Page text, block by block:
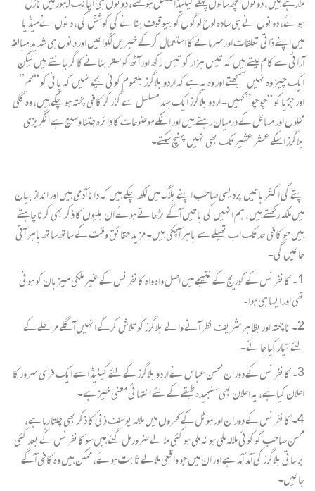
ہوئے، دونوں نے ہی سادہ لوح لوگوں کو بیوقوف بنانے کی کوشش کی، دنوں نے میڈیا
میں اپنے ذاتی تعلقات اور سرمائے کا استعمال کرکے خبریں لگوائیں اور دنوں ہی شدید مبالغہ
آرائی سے کام لیتے ہیں کہ تیس ہزار کو تیس لاکھ اور آٹھ کو ستر بنانے کا گر جانتے ہیں لیکن
ایک چیز وہ نہیں سمجھتے اور وہ یہ ہے کہ اردو بلاگرز بلعموم کوئی بچے نہیں کہ پانی کو “مم”
اور چڑیا کو “چو چو” کہیں۔ اردو بلاگرز ایک جہد مسلسل سے گزر کر کافی پختہ ہوچکے ہیں، وہ گلی
محلوں اور مسائل کے درمیان رہتے ہیں اور انکے موضوعات کا دائرہ جتنا وسیع ہے انگریزی
بلاگرز اسکے عشر عشیر تک بھی نہیں پہنچ سکتے۔
پتے کی اکثر باتیں پردیسی صاحب اپنے بلاگ میں لکھ چکے ہیں کہ دانا آدمی ہیں اور انداز بیان
میں ملکہ رکھتے ہیں، ہم انہیں کی باتیں آگے بڑھاتے ہوئے ان بلیوں کا ذکر بھی کرنا چاہتے
ہیں جو کافی حد تک اب تھیلے سے باہر آچکی ہیں۔ مزید حقائق وقت کے ساتھ ساتھ باہر آتی
جائیں گی۔
1۔ کانفرنس کے کوریج کے نتیجے میں اصل واہ واہ کانفرنس کے غیر ملکی میزبان کو ہونی
تھی اور ایسا ہی ہوا۔
2۔ ناپختہ اور بظاہر شریف نظر آنے والے بلاگرز کو تلاش کرکے انہیں آگلے مرحلے کے
لئے تیار کیا جائے۔
3۔ کانفرنس کے دوران محسن عباس نے اردو بلاگرز کے لئے کینیڈا سے ایک فری سرور کا
اعلان کیا ہے، یہ اعلان بھی سنجیدہ طبقے کے لئے انتہائی معنی خیز ہے۔
4۔ کانفرنس کے دوران اور ہوٹل کے کمروں میں ملالہ یوسف ذئی کا ذکر بھی چلتا رہا ہے،
محسن صاحب کو کوئی ملالہ ملی ہو نہ ملی ہو کئی ملالے ضرور مل گئے ہیں سو کانفرنس کے بعد کئی
برساتی بلاگرز کی آمد آمد ہے اور ان میں جو واقعی ملالے ثابت ہوئے، ممکن ہیں وہ کافی آگے
جائیں۔